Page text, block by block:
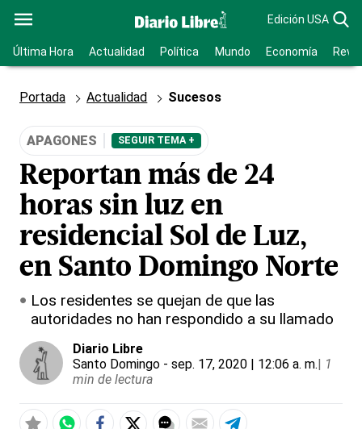
Edición USA
Última Hora Actualidad Política Mundo Economía
Portada Actualidad Sucesos
APAGONES SEGUIR TEMA +
Reportan más de 24
horas sin luz en
residencial Sol de Luz,
en Santo Domingo Norte
Los residentes se quejan de que las
autoridades no han respondido a su llamado
Diario Libre
Santo Domingo - sep. 17, 2020 | 12:06 a. m.| 1
min de lectura